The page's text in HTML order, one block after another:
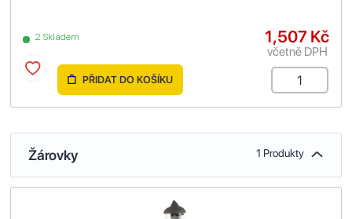
2 Skladem 1,507 Kč
včetně DPH
PŘIDAT DO KOŠÍKU
Žárovky 1 Produkty